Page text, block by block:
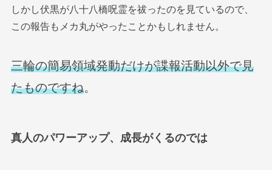
しかし伏黒が八十八橋呪霊を祓ったのを見ているので、
この報告もメカ丸がやったことかもしれません。
三輪の簡易領域発動だけが諜報活動以外で見
たものですね。
真人のパワーアップ、成長がくるのでは